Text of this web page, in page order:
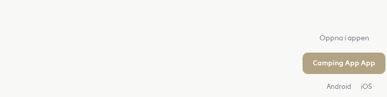
Öppna i appen
Camping App App
Android iOS